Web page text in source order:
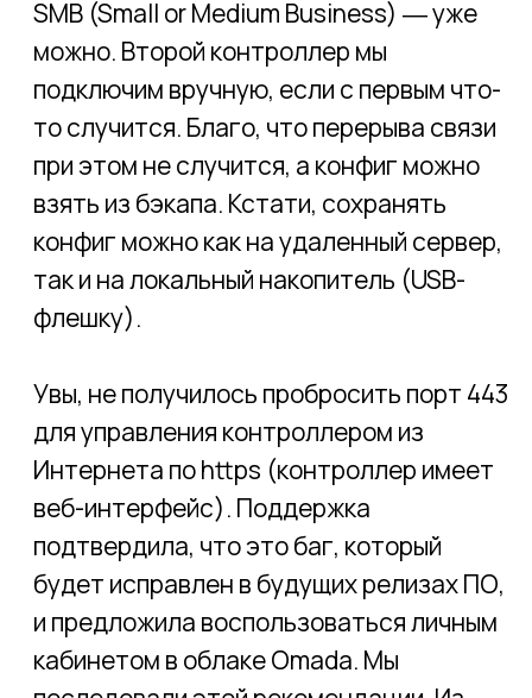
EAP610 покрыли пространство хуже, чем
древние доходяги Ruckus R7341. Дело в
том, что TP-Link честно ориентируется
на законодательство страны и не даст
поставить мощность более 20 дБм (100
мВт) для диапазона 2,4 ГГц и 23 дБм (200
мВт) для диапазона 5 ГГц с учётом
коэффициента усиления антенны. Мы
понимаем, что это правильно, но всё же
управление мощностью лучше бы
отдали на откуп владельцу сети, т.к.
ответственность несёт именно он.
необходимо для сетей SMB: можно
создать VLANы, несколько SSID на точку,
включить протоколы роуминга
(802.11r/k/v), авторизацию WPA3-
Enterprise, работает mesh (мы
проверили) и т.д. Но есть вещи, которые,
как мы уже отметили, не дотягивают до
уровня Enterprise. Сейчас мы имеем в
виду то, что именитые вендоры часто
называют RRM - Radio Resource
Management. Что не так с RRM?